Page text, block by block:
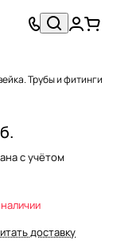
Трубы и фитинги
с учётом
доставку